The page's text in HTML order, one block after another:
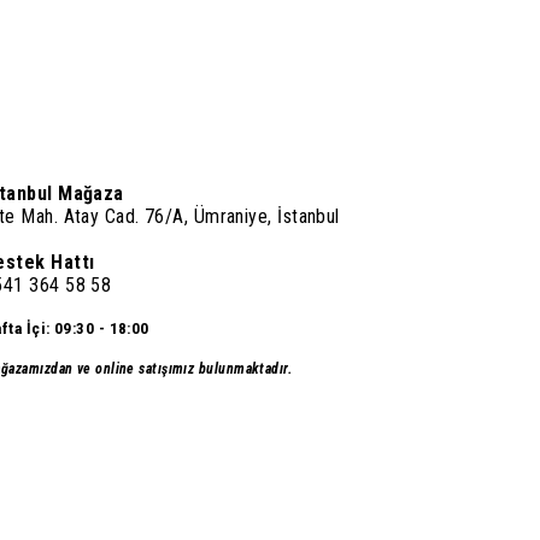
Mağaza
Mah. Atay Cad. 76/A, Ümraniye, İstanbul
Hattı
364 58 58
İçi: 09:30 - 18:00
ve online satışımız bulunmaktadır.